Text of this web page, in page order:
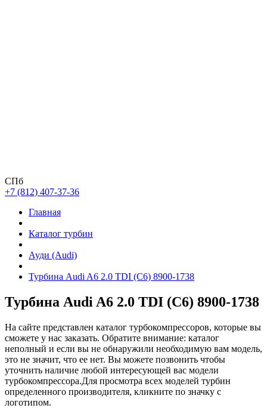
СПб
+7 (812) 407-37-36
Главная
Каталог турбин
Ауди (Audi)
Турбина Audi A6 2.0 TDI (C6) 8900-1738
Турбина Audi A6 2.0 TDI (C6) 8900-1738
На сайте представлен каталог турбокомпрессоров, которые вы
сможете у нас заказать. Обратите внимание: каталог
неполный и если вы не обнаружили необходимую вам модель,
это не значит, что ее нет. Вы можете позвонить чтобы
уточнить наличие любой интересующей вас модели
турбокомпрессора.Для просмотра всех моделей турбин
определенного производителя, кликните по значку с
логотипом.